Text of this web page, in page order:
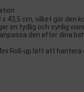
43,5 cm, vilket gör
en tydlig och synlig
den efter dina
Roll-up lätt att